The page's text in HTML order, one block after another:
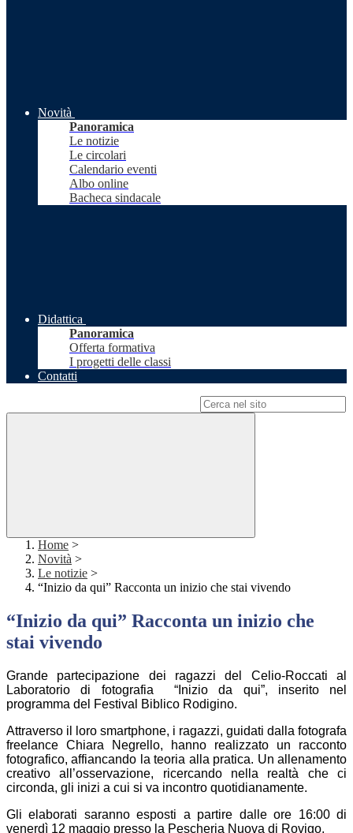
Novità
Panoramica
Le notizie
Le circolari
Calendario eventi
Albo online
Bacheca sindacale
Didattica
Panoramica
Offerta formativa
I progetti delle classi
Contatti
Home >
Novità >
Le notizie >
“Inizio da qui” Racconta un inizio che stai vivendo
“Inizio da qui” Racconta un inizio che
stai vivendo
Grande partecipazione dei ragazzi del Celio-Roccati al
Laboratorio di fotografia “Inizio da qui”, inserito nel
programma del Festival Biblico Rodigino.
Attraverso il loro smartphone, i ragazzi, guidati dalla fotografa
freelance Chiara Negrello, hanno realizzato un racconto
fotografico, affiancando la teoria alla pratica. Un allenamento
creativo all’osservazione, ricercando nella realtà che ci
circonda, gli inizi a cui si va incontro quotidianamente.
Gli elaborati saranno esposti a partire dalle ore 16:00 di
venerdì 12 maggio presso la Pescheria Nuova di Rovigo.